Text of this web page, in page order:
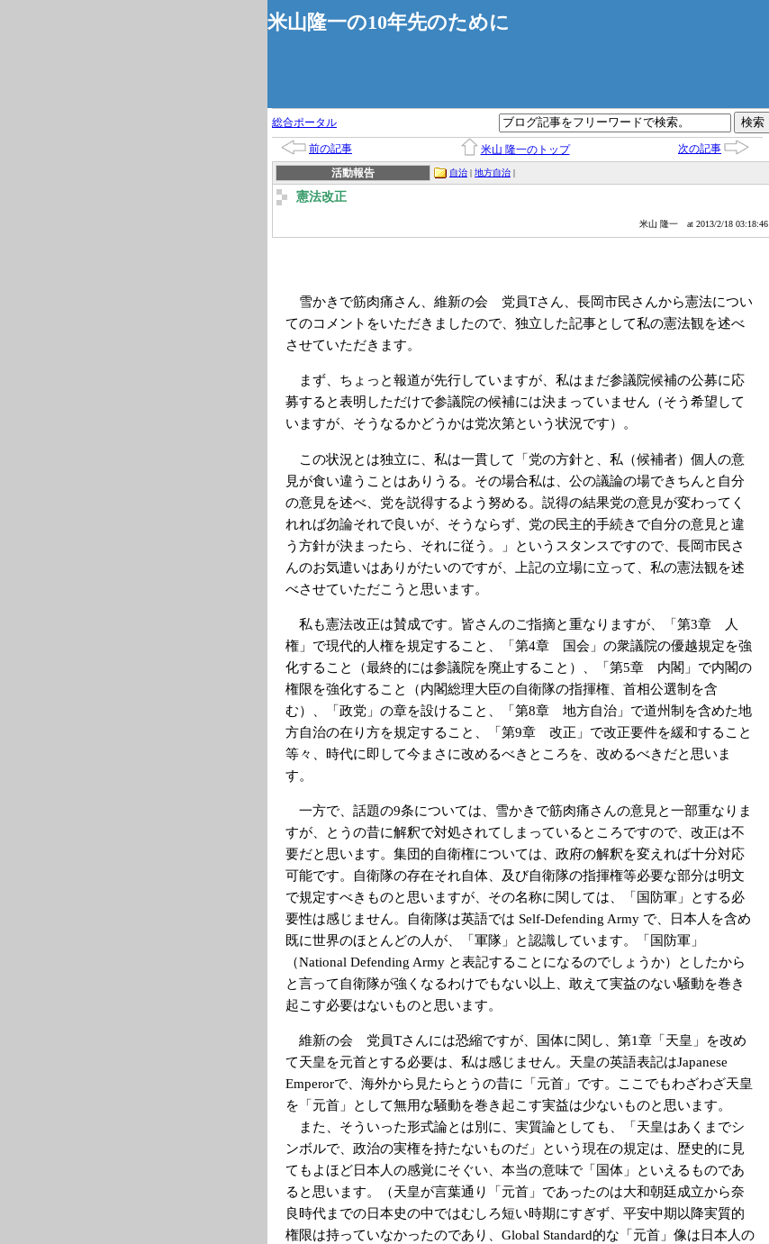
米山隆一の10年先のために
総合ポータル
前の記事 米山 隆一のトップ
次の記事
活動報告
自治 | 地方自治 |
憲法改正
米山 隆一 at 2013/2/18 03:18:46
雪かきで筋肉痛さん、維新の会 党員Tさん、長岡市民さんから憲法につい
てのコメントをいただきましたので、独立した記事として私の憲法観を述べ
させていただきます。
まず、ちょっと報道が先行していますが、私はまだ参議院候補の公募に応
募すると表明しただけで参議院の候補には決まっていません（そう希望して
いますが、そうなるかどうかは党次第という状況です）。
この状況とは独立に、私は一貫して「党の方針と、私（候補者）個人の意
見が食い違うことはありうる。その場合私は、公の議論の場できちんと自分
の意見を述べ、党を説得するよう努める。説得の結果党の意見が変わってく
れれば勿論それで良いが、そうならず、党の民主的手続きで自分の意見と違
う方針が決まったら、それに従う。」というスタンスですので、長岡市民さ
んのお気遣いはありがたいのですが、上記の立場に立って、私の憲法観を述
べさせていただこうと思います。
私も憲法改正は賛成です。皆さんのご指摘と重なりますが、「第3章 人
権」で現代的人権を規定すること、「第4章 国会」の衆議院の優越規定を強
化すること（最終的には参議院を廃止すること）、「第5章 内閣」で内閣の
権限を強化すること（内閣総理大臣の自衛隊の指揮権、首相公選制を含
む）、「政党」の章を設けること、「第8章 地方自治」で道州制を含めた地
方自治の在り方を規定すること、「第9章 改正」で改正要件を緩和すること
等々、時代に即して今まさに改めるべきところを、改めるべきだと思いま
す。
一方で、話題の9条については、雪かきで筋肉痛さんの意見と一部重なりま
すが、とうの昔に解釈で対処されてしまっているところですので、改正は不
要だと思います。集団的自衛権については、政府の解釈を変えれば十分対応
可能です。自衛隊の存在それ自体、及び自衛隊の指揮権等必要な部分は明文
で規定すべきものと思いますが、その名称に関しては、「国防軍」とする必
要性は感じません。自衛隊は英語では Self-Defending Army で、日本人を含め
既に世界のほとんどの人が、「軍隊」と認識しています。「国防軍」
（National Defending Army と表記することになるのでしょうか）としたから
と言って自衛隊が強くなるわけでもない以上、敢えて実益のない騒動を巻き
起こす必要はないものと思います。
維新の会 党員Tさんには恐縮ですが、国体に関し、第1章「天皇」を改め
て天皇を元首とする必要は、私は感じません。天皇の英語表記はJapanese
Emperorで、海外から見たらとうの昔に「元首」です。ここでもわざわざ天皇
を「元首」として無用な騒動を巻き起こす実益は少ないものと思います。
また、そういった形式論とは別に、実質論としても、「天皇はあくまでシ
ンボルで、政治の実権を持たないものだ」という現在の規定は、歴史的に見
てもよほど日本人の感覚にそぐい、本当の意味で「国体」といえるものであ
ると思います。（天皇が言葉通り「元首」であったのは大和朝廷成立から奈
良時代までの日本史の中ではむしろ短い時期にすぎず、平安中期以降実質的
権限は持っていなかったのであり、Global Standard的な「元首」像は日本人の